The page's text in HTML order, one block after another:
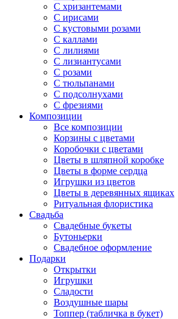
С хризантемами
С ирисами
С кустовыми розами
С каллами
С лилиями
С лизиантусами
С розами
С тюльпанами
С подсолнухами
С фрезиями
Композиции
Все композиции
Корзины с цветами
Коробочки с цветами
Цветы в шляпной коробке
Цветы в форме сердца
Игрушки из цветов
Цветы в деревянных ящиках
Ритуальная флористика
Свадьба
Свадебные букеты
Бутоньерки
Свадебное оформление
Подарки
Открытки
Игрушки
Сладости
Воздушные шары
Топпер (табличка в букет)